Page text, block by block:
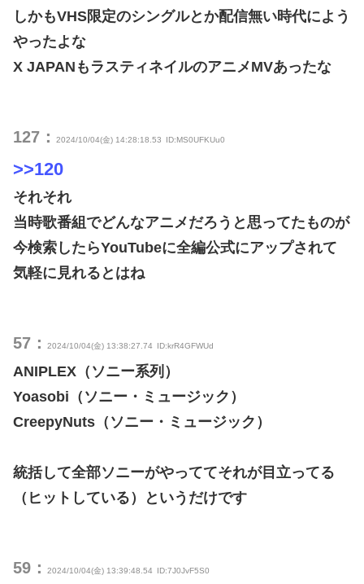
しかもVHS限定のシングルとか配信無い時代によう
やったよな
X JAPANもラスティネイルのアニメMVあったな
127： 2024/10/04(金) 14:28:18.53 ID:MS0UFKUu0
>>120
それそれ
当時歌番組でどんなアニメだろうと思ってたものが
今検索したらYouTubeに全編公式にアップされて
気軽に見れるとはね
57： 2024/10/04(金) 13:38:27.74 ID:krR4GFWUd
ANIPLEX（ソニー系列）
Yoasobi（ソニー・ミュージック）
CreepyNuts（ソニー・ミュージック）
統括して全部ソニーがやっててそれが目立ってる
（ヒットしている）というだけです
59： 2024/10/04(金) 13:39:48.54 ID:7J0JvF5S0